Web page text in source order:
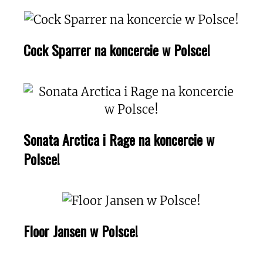
Cock Sparrer na koncercie w Polsce!
Sonata Arctica i Rage na koncercie w
Polsce!
Floor Jansen w Polsce!